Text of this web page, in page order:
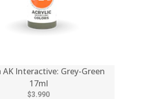
AK Interactive: Grey-Green
17ml
$3.990